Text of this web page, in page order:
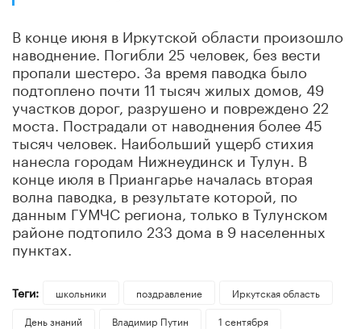
В конце июня в Иркутской области произошло
наводнение. Погибли 25 человек, без вести
пропали шестеро. За время паводка было
подтоплено почти 11 тысяч жилых домов, 49
участков дорог, разрушено и повреждено 22
моста. Пострадали от наводнения более 45
тысяч человек. Наибольший ущерб стихия
нанесла городам Нижнеудинск и Тулун. В
конце июля в Приангарье началась вторая
волна паводка, в результате которой, по
данным ГУМЧС региона, только в Тулунском
районе подтопило 233 дома в 9 населенных
пунктах.
Теги: школьники поздравление
Иркутская область
День знаний
Владимир Путин 1 сентября